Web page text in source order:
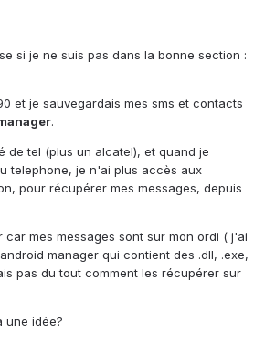
si je ne suis pas dans la bonne section :
et je sauvegardais mes sms et contacts
.
de tel (plus un alcatel), et quand je
telephone, je n'ai plus accès aux
pour récupérer mes messages, depuis
car mes messages sont sur mon ordi ( j'ai
manager qui contient des .dll, .exe,
pas du tout comment les récupérer sur
une idée?